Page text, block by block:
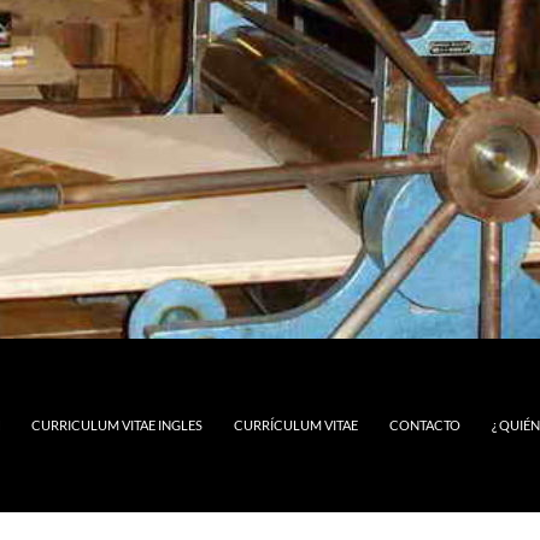
CURRICULUM VITAE INGLES CURRÍCULUM VITAE CONTACTO ¿